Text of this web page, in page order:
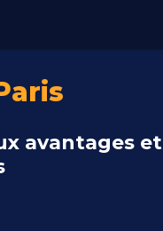
avantages et